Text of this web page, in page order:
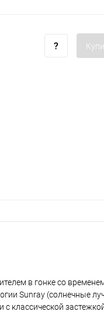
в гонке со
Sunray (солнечные
классической